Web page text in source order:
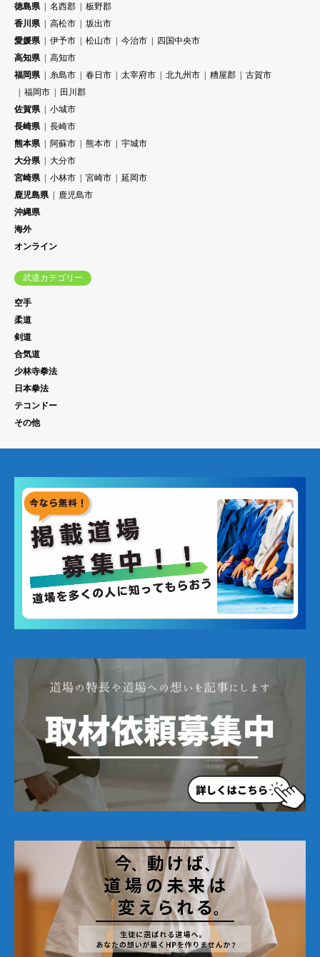
徳島県
名西郡
板野郡
香川県
高松市
坂出市
愛媛県
伊予市 松山市 今治市
四国中央市
高知県
高知市
福岡県
糸島市 春日市 太宰府市 北九州市 糟屋郡
古賀市
福岡市
田川郡
佐賀県
小城市
長崎県
長崎市
熊本県
阿蘇市 熊本市
宇城市
大分県
大分市
宮崎県
小林市 宮崎市
延岡市
鹿児島県
鹿児島市
沖縄県
海外
オンライン
武道カテゴリー
空手
柔道
剣道
合気道
少林寺拳法
日本拳法
テコンドー
その他